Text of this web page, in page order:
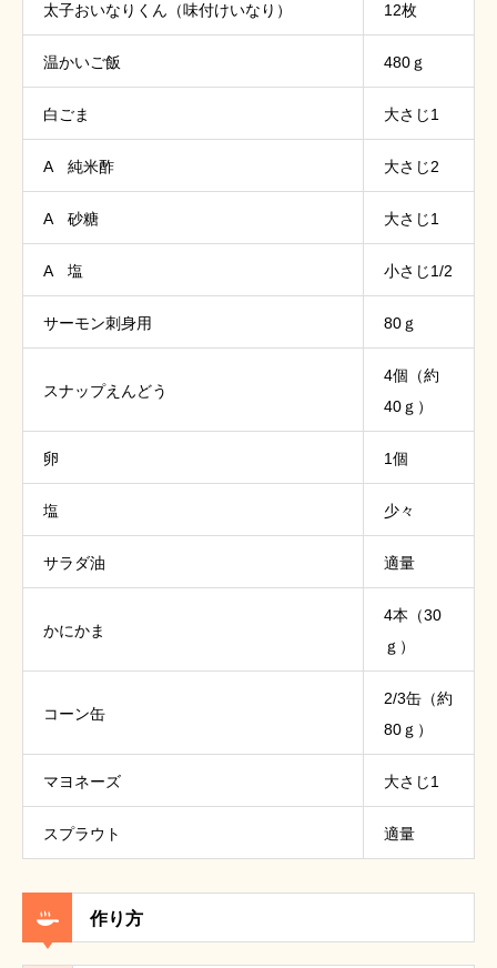
太子おいなりくん（味付けいなり） 12枚
温かいご飯 480ｇ
白ごま 大さじ1
A 純米酢 大さじ2
A 砂糖 大さじ1
A 塩 小さじ1/2
サーモン刺身用 80ｇ
スナップえんどう
4個（約
40ｇ）
卵 1個
塩 少々
サラダ油 適量
かにかま
4本（30
ｇ）
コーン缶
2/3缶（約
80ｇ）
マヨネーズ 大さじ1
スプラウト 適量
作り方